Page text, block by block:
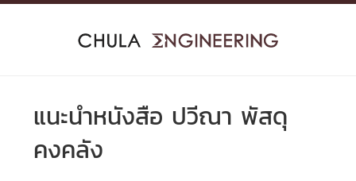
Skip
แนะนำหนังสือ ปวีณา พัสดุ
คงคลัง